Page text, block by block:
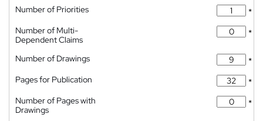
Number of Priorities
*
Number of Multi-
Dependent Claims
*
Number of Drawings
*
Pages for Publication
*
Number of Pages with
Drawings
*